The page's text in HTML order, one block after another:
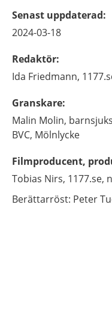
Senast uppdaterad:
2024-03-18
Redaktör:
Ida Friedmann,
Granskare:
Malin Molin,
BVC, Mölnlycke
Filmproducent,
Tobias Nirs, 1177.se,
Berättarröst: Peter